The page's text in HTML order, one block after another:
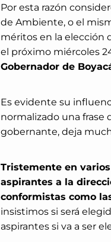
Por esta razón
de Ambiente, o el
méritos en la elección
el próximo miércoles
Gobernador de
Es evidente su
normalizado una frase
gobernante, deja
Tristemente en
aspirantes a la
conformistas como
insistimos si será
aspirantes si va a ser